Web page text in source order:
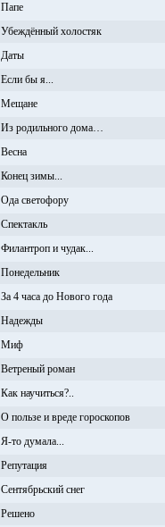
Папе
Убеждённый холостяк
Даты
Если бы я...
Мещане
Из родильного дома…
Весна
Конец зимы...
Ода светофору
Спектакль
Филантроп и чудак...
Понедельник
За 4 часа до Нового года
Надежды
Миф
Ветреный роман
Как научиться?..
О пользе и вреде гороскопов
Я-то думала...
Репутация
Сентябрьский снег
Решено